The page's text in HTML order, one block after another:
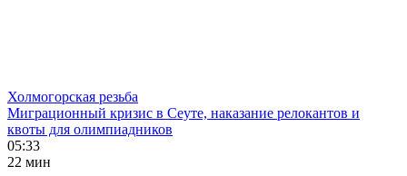
Холмогорская резьба
Миграционный кризис в Сеуте, наказание релокантов и
квоты для олимпиадников
05:33
22 мин